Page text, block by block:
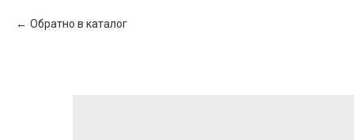
Обратно в каталог